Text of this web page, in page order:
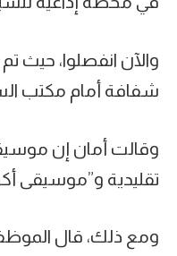
والآن انفصلوا، حيث
شفافة أمام مكتب
وقالت أمان إن
تقليدية و”موسيقى
ومع ذلك، قال